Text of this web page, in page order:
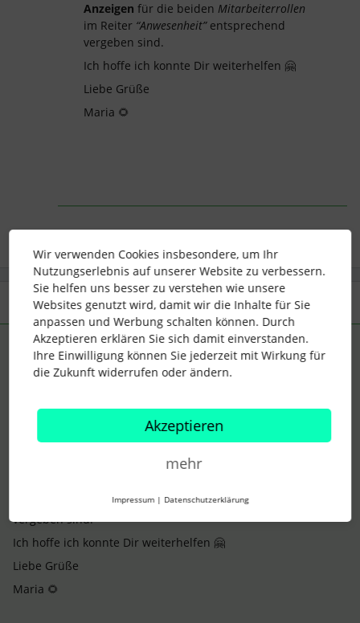
Anzeigen für die beiden Mitarbeiterrollen
im Reiter “Anwesenheit”entsprechend
vergeben sind.
Ich hoffe ich konnte Dir weiterhelfen 🤗
Liebe Grüße
Maria 🌻
3 Antworten Älteste zuerst
Maria Langer ANTWORT Forum|Forum|3 years ago
Hallo@Maria-Luise😊
Danke, dass Du diese Frage hier in der Community stellst!
Einstellungen > Mitarbeiterrollensind die
sowohl für die Mitarbeitenden, als auch für die Vorgesetzten
Mitarbeiterrollenim Reiter“Anwesenheit”
vergeben sind.
Ich hoffe ich konnte Dir weiterhelfen 🤗
Liebe Grüße
Maria 🌻
Wir verwenden Cookies insbesondere, um Ihr
Nutzungserlebnis auf unserer Website zu verbessern.
Sie helfen uns besser zu verstehen wie unsere
Websites genutzt wird, damit wir die Inhalte für Sie
anpassen und Werbung schalten können. Durch
Akzeptieren erklären Sie sich damit einverstanden.
Ihre Einwilligung können Sie jederzeit mit Wirkung für
die Zukunft widerrufen oder ändern.
Akzeptieren
mehr
Impressum | Datenschutzerklärung